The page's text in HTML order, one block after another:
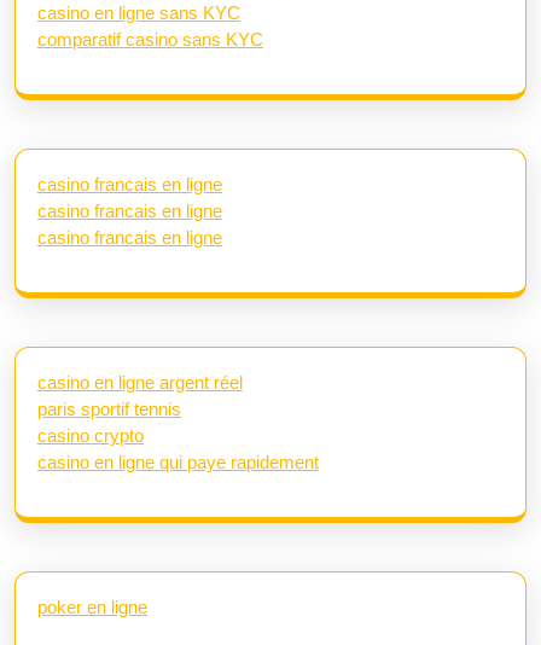
casino en ligne sans KYC
comparatif casino sans KYC
casino francais en ligne
casino francais en ligne
casino francais en ligne
casino en ligne argent réel
paris sportif tennis
casino crypto
casino en ligne qui paye rapidement
poker en ligne